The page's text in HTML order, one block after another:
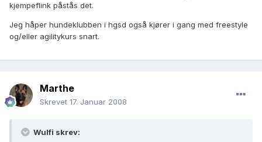
kjempeflink påstås det.
Jeg håper hundeklubben i hgsd også kjører i gang med freestyle
og/eller agilitykurs snart.
Marthe
Skrevet 17. Januar 2008
Wulfi skrev: